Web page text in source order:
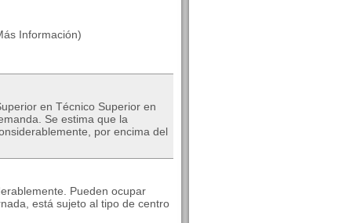
Información)
en Técnico Superior en
Se estima que la
por encima del
Pueden ocupar
está sujeto al tipo de centro